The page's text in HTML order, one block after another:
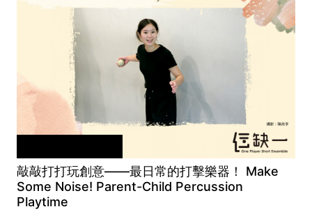
敲敲打打玩創意——最日常的打擊樂器！ Make
Some Noise! Parent-Child Percussion
Playtime